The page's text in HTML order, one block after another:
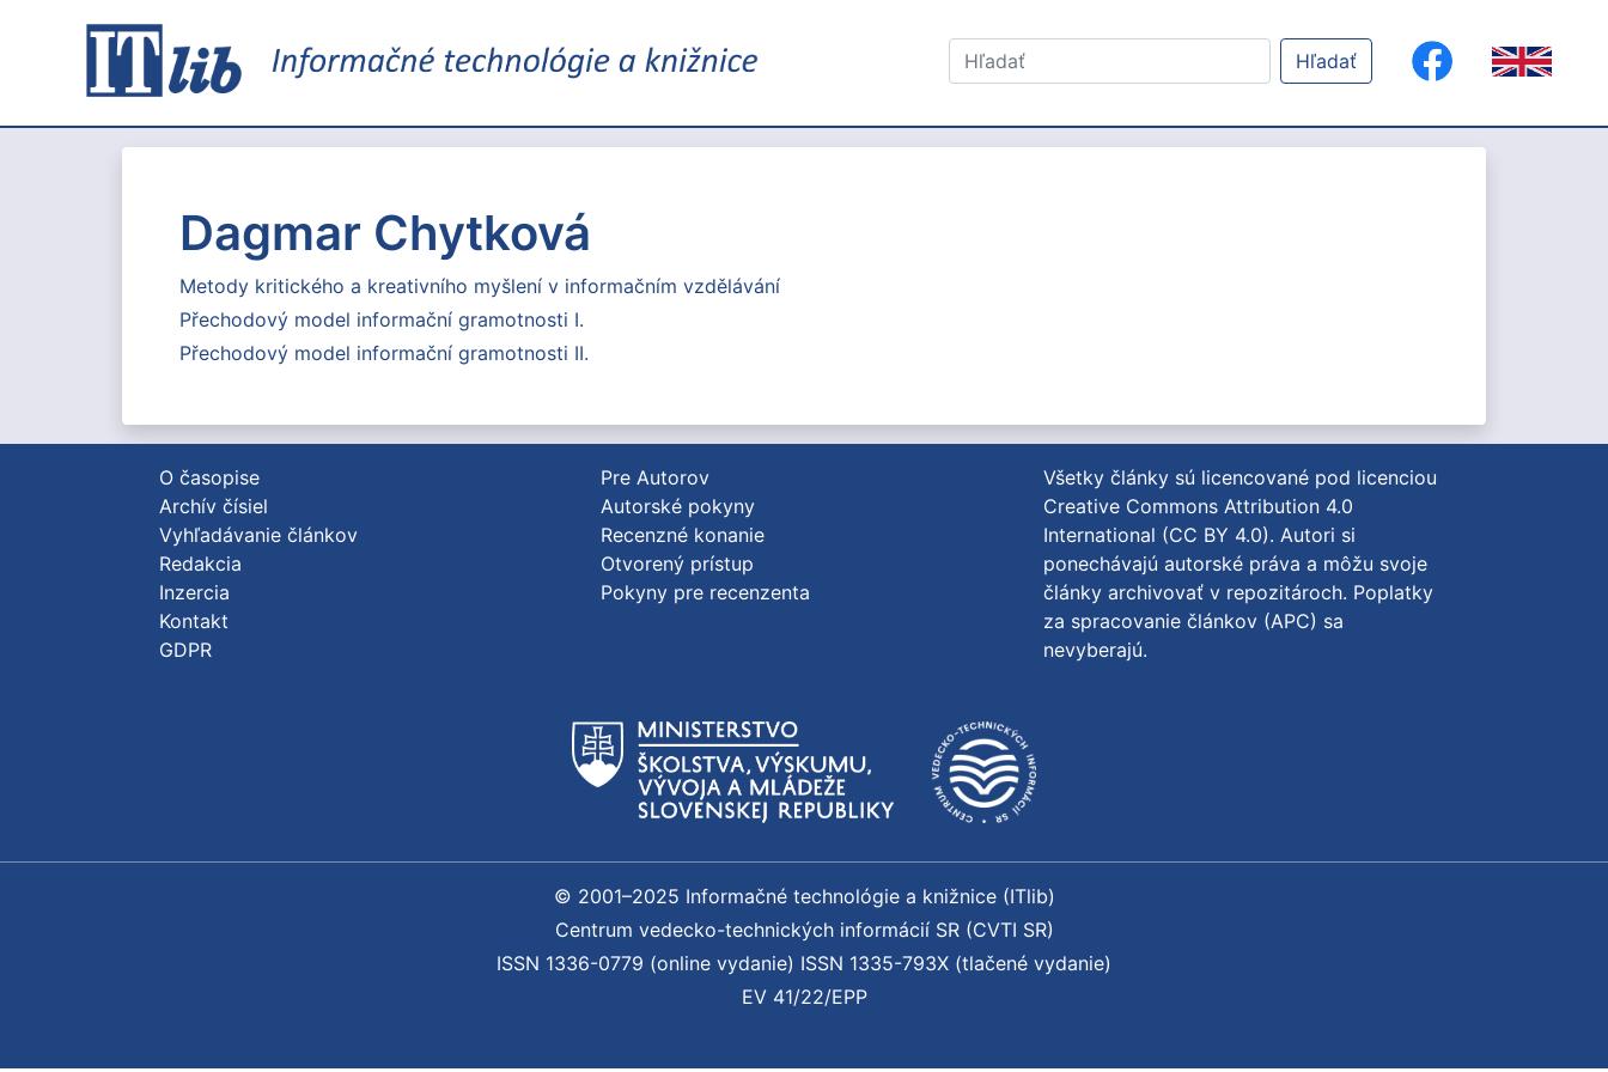
Hľadať
Dagmar Chytková
Metody kritického a kreativního myšlení v informačním vzdělávání
Přechodový model informační gramotnosti I.
Přechodový model informační gramotnosti II.
O časopise
Archív čísiel
Vyhľadávanie článkov
Redakcia
Inzercia
Kontakt
GDPR
Pre Autorov
Autorské pokyny
Recenzné konanie
Otvorený prístup
Pokyny pre recenzenta
Všetky články sú licencované pod licenciou
Creative Commons Attribution 4.0
International (CC BY 4.0). Autori si
ponechávajú autorské práva a môžu svoje
články archivovať v repozitároch. Poplatky
za spracovanie článkov (APC) sa
nevyberajú.
© 2001–2025 Informačné technológie a knižnice (ITlib)
Centrum vedecko-technických informácií SR (CVTI SR)
ISSN 1336-0779 (online vydanie) ISSN 1335-793X (tlačené vydanie)
EV 41/22/EPP